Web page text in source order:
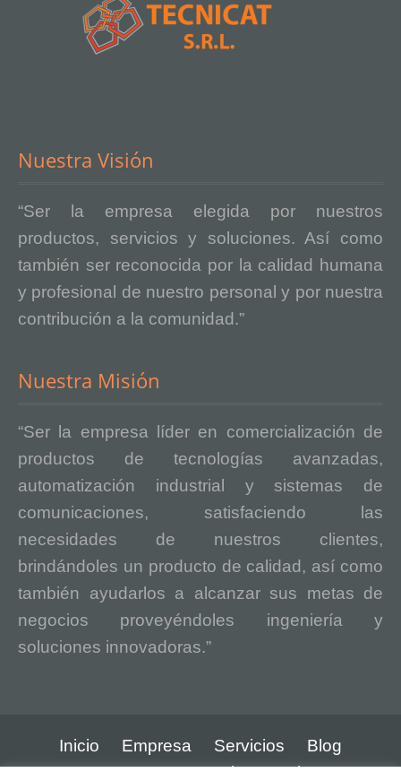
Nuestra Visión
“Ser la empresa elegida por nuestros
productos, servicios y soluciones. Así como
también ser reconocida por la calidad humana
y profesional de nuestro personal y por nuestra
contribución a la comunidad.”
Nuestra Misión
“Ser la empresa líder en comercialización de
productos de tecnologías avanzadas,
automatización industrial y sistemas de
comunicaciones, satisfaciendo las
necesidades de nuestros clientes,
brindándoles un producto de calidad, así como
también ayudarlos a alcanzar sus metas de
negocios proveyéndoles ingeniería y
soluciones innovadoras.”
Inicio Empresa Servicios
Blog
Contacto
Aviso Legal